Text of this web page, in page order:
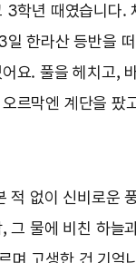
학년 때였습니다.
한라산 등반을
요. 풀을 헤치고,
르막엔 계단을 팠
적 없이 신비로운
그 물에 비친 하늘